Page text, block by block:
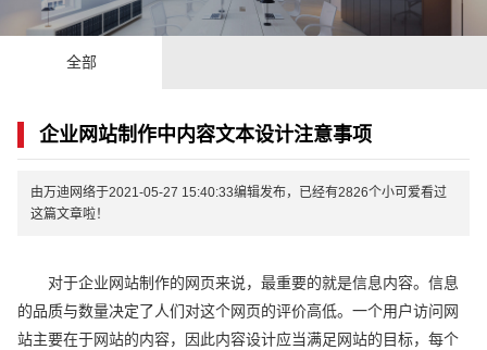
全部
企业网站制作中内容文本设计注意事项
由万迪网络于2021-05-27 15:40:33编辑发布，已经有2826个小可爱看过
这篇文章啦！
对于企业网站制作的网页来说，最重要的就是信息内容。信息
的品质与数量决定了人们对这个网页的评价高低。一个用户访问网
站主要在于网站的内容，因此内容设计应当满足网站的目标，每个